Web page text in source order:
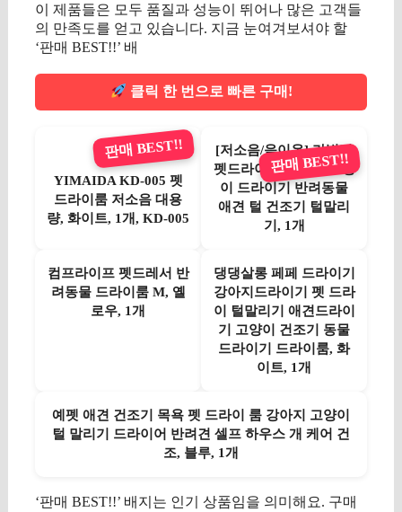
이 제품들은 모두 품질과 성능이 뛰어나 많은 고객들
의 만족도를 얻고 있습니다. 지금 눈여겨보셔야 할
‘판매 BEST!!’ 배
클릭 한 번으로 빠른 구매!
판매 BEST!!
YIMAIDA KD-005 펫
드라이룸 저소음 대용
량, 화이트, 1개, KD-005
[저소음/음이온] 라빌리
펫드라이룸 강아지 고양
이 드라이기 반려동물
애견 털 건조기 털말리
기, 1개
판매 BEST!!
컴프라이프 펫드레서 반
려동물 드라이룸 M, 옐
로우, 1개
댕댕살롱 페페 드라이기
강아지드라이기 펫 드라
이 털말리기 애견드라이
기 고양이 건조기 동물
드라이기 드라이룸, 화
이트, 1개
예펫 애견 건조기 목욕 펫 드라이 룸 강아지 고양이
털 말리기 드라이어 반려견 셀프 하우스 개 케어 건
조, 블루, 1개
‘판매 BEST!!’ 배지는 인기 상품임을 의미해요. 구매